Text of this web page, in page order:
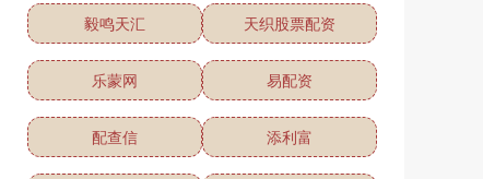
毅鸣天汇 天织股票配资
乐蒙网 易配资
配查信 添利富